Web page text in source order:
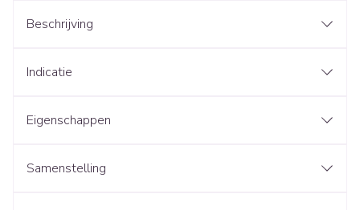
Beschrijving
Indicatie
Eigenschappen
Samenstelling